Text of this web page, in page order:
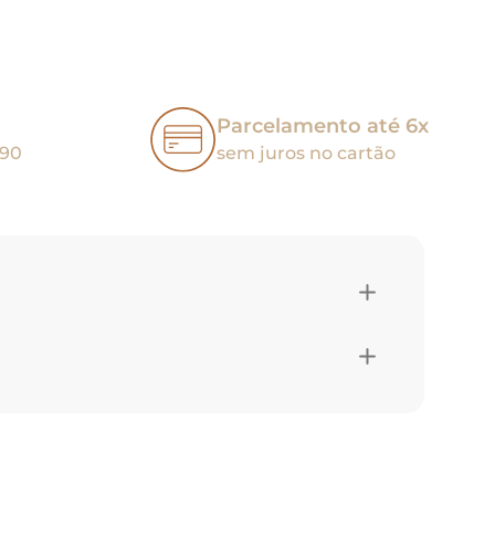
Parcelamento até 6x
sem juros no cartão